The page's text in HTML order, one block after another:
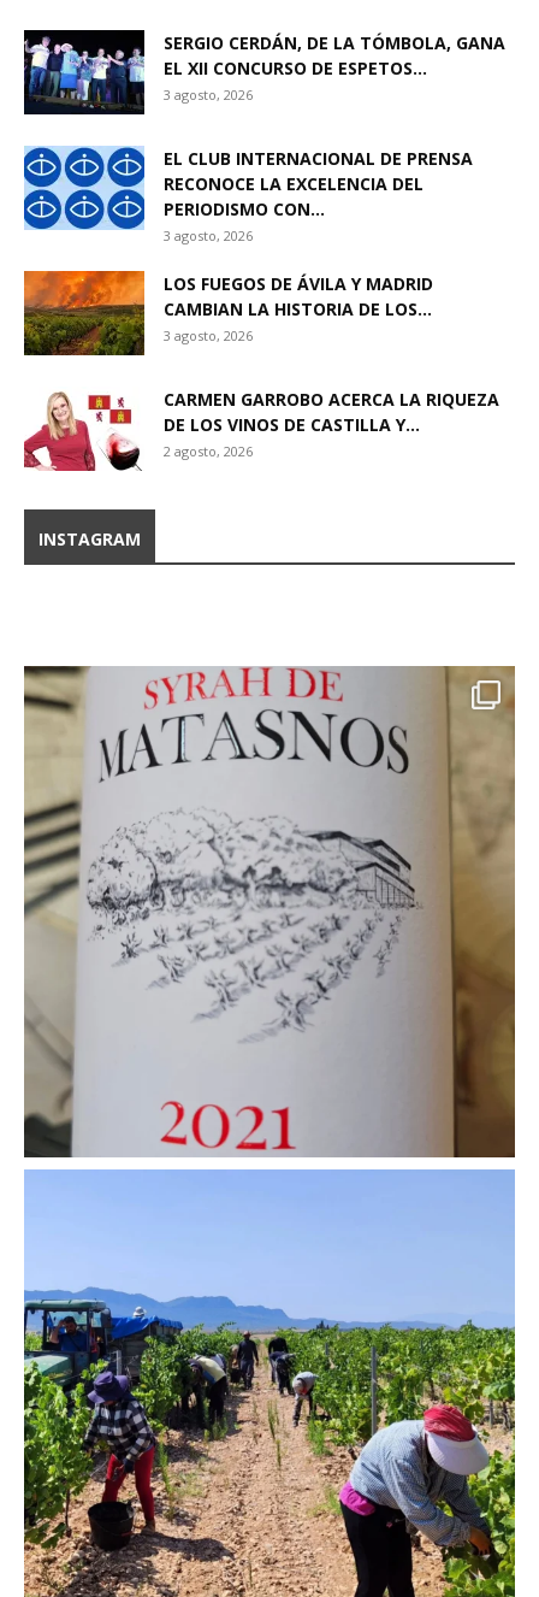
SERGIO CERDÁN, DE LA TÓMBOLA, GANA
EL XII CONCURSO DE ESPETOS...
3 agosto, 2026
EL CLUB INTERNACIONAL DE PRENSA
RECONOCE LA EXCELENCIA DEL
PERIODISMO CON...
3 agosto, 2026
LOS FUEGOS DE ÁVILA Y MADRID
CAMBIAN LA HISTORIA DE LOS...
3 agosto, 2026
CARMEN GARROBO ACERCA LA RIQUEZA
DE LOS VINOS DE CASTILLA Y...
2 agosto, 2026
INSTAGRAM